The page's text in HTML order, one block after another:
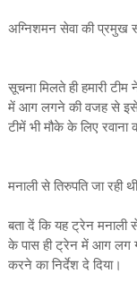
अग्निशमन सेवा की प्रमुख
सूचना मिलते ही हमारी
में आग लगने की वजह से इसे
टीमें भी मौके के लिए रवाना
मनाली से तिरुपति जा रही
बता दें कि यह ट्रेन मनाली
के पास ही ट्रेन में आग लग
करने का निर्देश दे दिया।